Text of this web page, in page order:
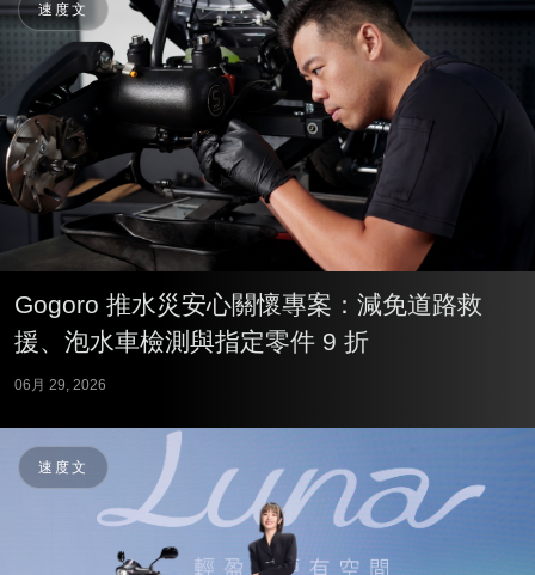
速度文
Gogoro 推水災安心關懷專案：減免道路救
援、泡水車檢測與指定零件 9 折
06月 29, 2026
速度文